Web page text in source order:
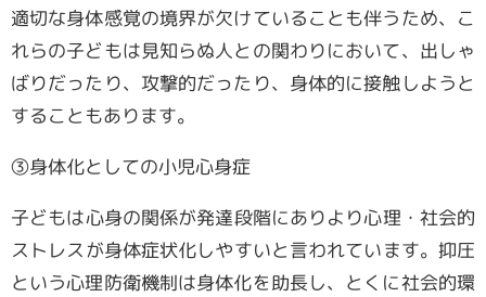
適切な身体感覚の境界が欠けていることも伴うため、こ
れらの子どもは見知らぬ人との関わりにおいて、出しゃ
ばりだったり、攻撃的だったり、身体的に接触しようと
することもあります。
③身体化としての小児心身症
子どもは心身の関係が発達段階にありより心理・社会的
ストレスが身体症状化しやすいと言われています。抑圧
という心理防衛機制は身体化を助長し、とくに社会的環